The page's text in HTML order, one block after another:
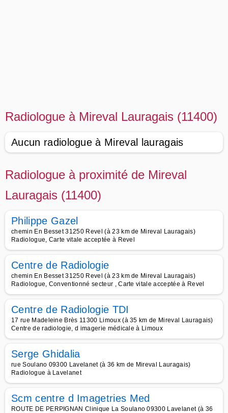
Radiologue à Mireval Lauragais (11400)
Aucun radiologue à Mireval lauragais
Radiologue à proximité de Mireval
Lauragais (11400)
Philippe Gazel
chemin En Besset 31250 Revel (à 23 km de Mireval Lauragais)
Radiologue, Carte vitale acceptée à Revel
Centre de Radiologie
chemin En Besset 31250 Revel (à 23 km de Mireval Lauragais)
Radiologue, Conventionné secteur , Carte vitale acceptée à Revel
Centre de Radiologie TDI
17 rue Madeleine Brès 11300 Limoux (à 35 km de Mireval Lauragais)
Centre de radiologie, d imagerie médicale à Limoux
Serge Ghidalia
rue Soulano 09300 Lavelanet (à 36 km de Mireval Lauragais)
Radiologue à Lavelanet
Scm centre d Imagetries Med
ROUTE DE PERPIGNAN Clinique La Soulano 09300 Lavelanet (à 36